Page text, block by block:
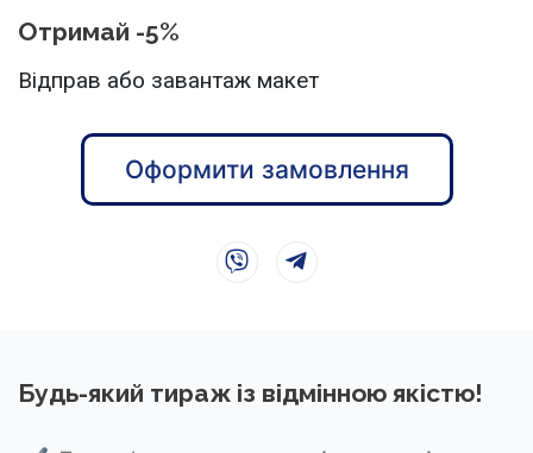
Отримай -5%
Відправ або завантаж макет
Оформити замовлення
Будь-який тираж із відмінною якістю!